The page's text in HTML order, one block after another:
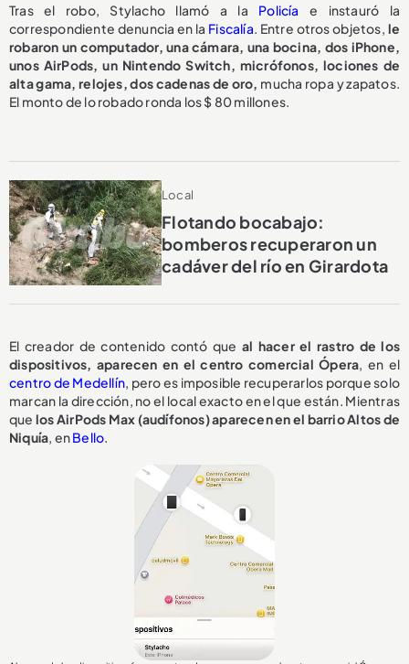
Tras el robo, Stylacho llamó a la Policía e instauró la
correspondiente denuncia en la Fiscalía . Entre otros objetos, le
robaron un computador, una cámara, una bocina, dos iPhone,
unos AirPods, un Nintendo Switch, micrófonos, lociones de
alta gama, relojes, dos cadenas de oro, mucha ropa y zapatos.
El monto de lo robado ronda los $ 80 millones.
Local
Flotando bocabajo:
bomberos recuperaron un
cadáver del río en Girardota
El creador de contenido contó que al hacer el rastro de los
dispositivos, aparecen en el centro comercial Ópera, en el
centro de Medellín, pero es imposible recuperarlos porque solo
marcan la dirección, no el local exacto en el que están. Mientras
que los AirPods Max (audífonos) aparecen en el barrio Altos de
Niquía, enBello.